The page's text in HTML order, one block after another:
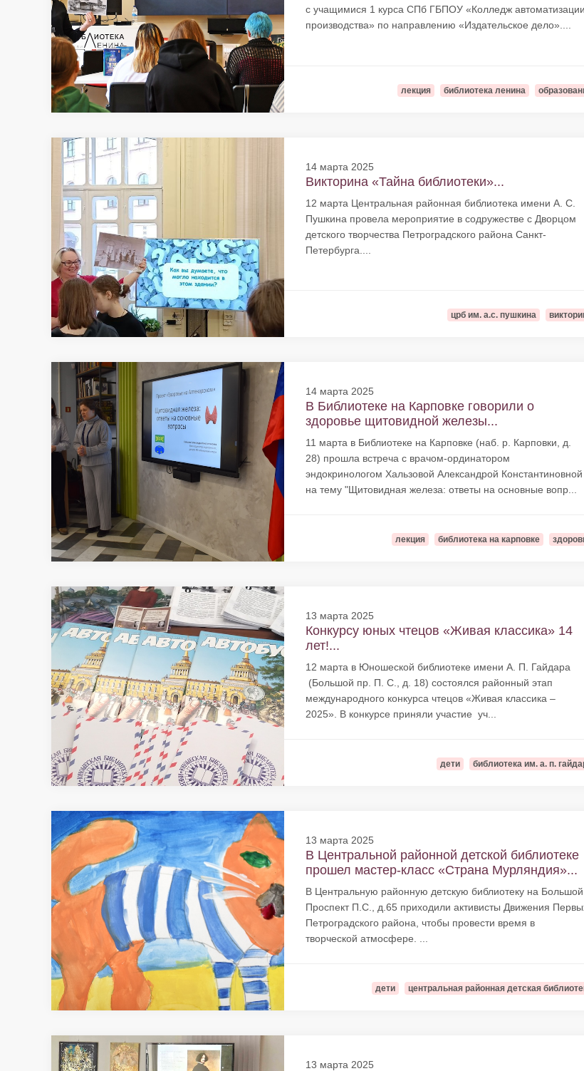
с учащимися 1 курса СПб ГБПОУ «Колледж автоматизации
производства» по направлению «Издательское дело»....
лекция библиотека ленина
14 марта 2025
Викторина «Тайна библиотеки»...
12 марта Центральная районная библиотека имени А. С.
Пушкина провела мероприятие в содружестве с Дворцом
детского творчества Петроградского района Санкт-
Петербурга....
црб им. а.с. пушкина
14 марта 2025
В Библиотеке на Карповке говорили о
здоровье щитовидной железы...
11 марта в Библиотеке на Карповке (наб. р. Карповки, д.
28) прошла встреча с врачом-ординатором
эндокринологом Хальзовой Александрой Константиновной
на тему "Щитовидная железа: ответы на основные вопр...
лекция библиотека на карповке
13 марта 2025
Конкурсу юных чтецов «Живая классика» 14
лет!...
12 марта в Юношеской библиотеке имени А. П. Гайдара
(Большой пр. П. С., д. 18) состоялся районный этап
международного конкурса чтецов «Живая классика –
2025». В конкурсе приняли участие уч...
дети библиотека им. а. п.
13 марта 2025
В Центральной районной детской библиотеке
прошел мастер-класс «Страна Мурляндия»...
В Центральную районную детскую библиотеку на Большой
Проспект П.С., д.65 приходили активисты Движения
Петроградского района, чтобы провести время в
творческой атмосфере. ...
дети центральная районная детская
13 марта 2025